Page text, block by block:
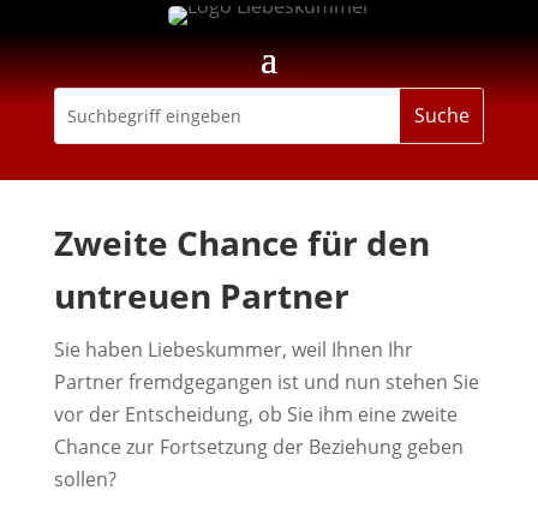
Zweite Chance für den
untreuen Partner
Sie haben Liebeskummer, weil Ihnen Ihr
Partner fremdgegangen ist und nun stehen Sie
vor der Entscheidung, ob Sie ihm eine zweite
Chance zur Fortsetzung der Beziehung geben
sollen?